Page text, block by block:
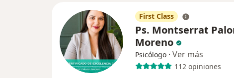
First Class
Ps. Montserrat
Moreno
Psicólogo · Ver más
112 opiniones